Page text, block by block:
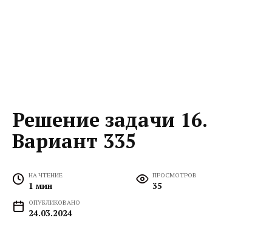
Решение задачи 16.
Вариант 335
НА ЧТЕНИЕ
1 мин
ПРОСМОТРОВ
35
ОПУБЛИКОВАНО
24.03.2024